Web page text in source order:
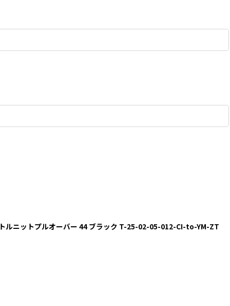
ニットプルオーバー 44 ブラック T-25-02-05-012-CI-to-YM-ZT